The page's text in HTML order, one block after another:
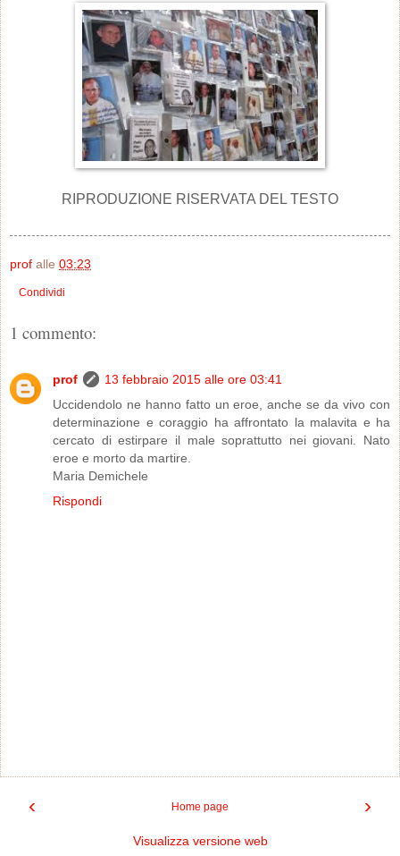
RIPRODUZIONE RISERVATA DEL TESTO
prof alle 03:23
Condividi
1 commento:
prof
13 febbraio 2015 alle ore 03:41
Uccidendolo ne hanno fatto un eroe, anche se da vivo con
determinazione e coraggio ha affrontato la malavita e ha
cercato di estirpare il male soprattutto nei giovani. Nato
eroe e morto da martire.
Maria Demichele
Rispondi
‹ ›
Home page
Visualizza versione web